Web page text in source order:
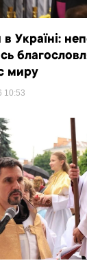
Україні:
миру
10:53